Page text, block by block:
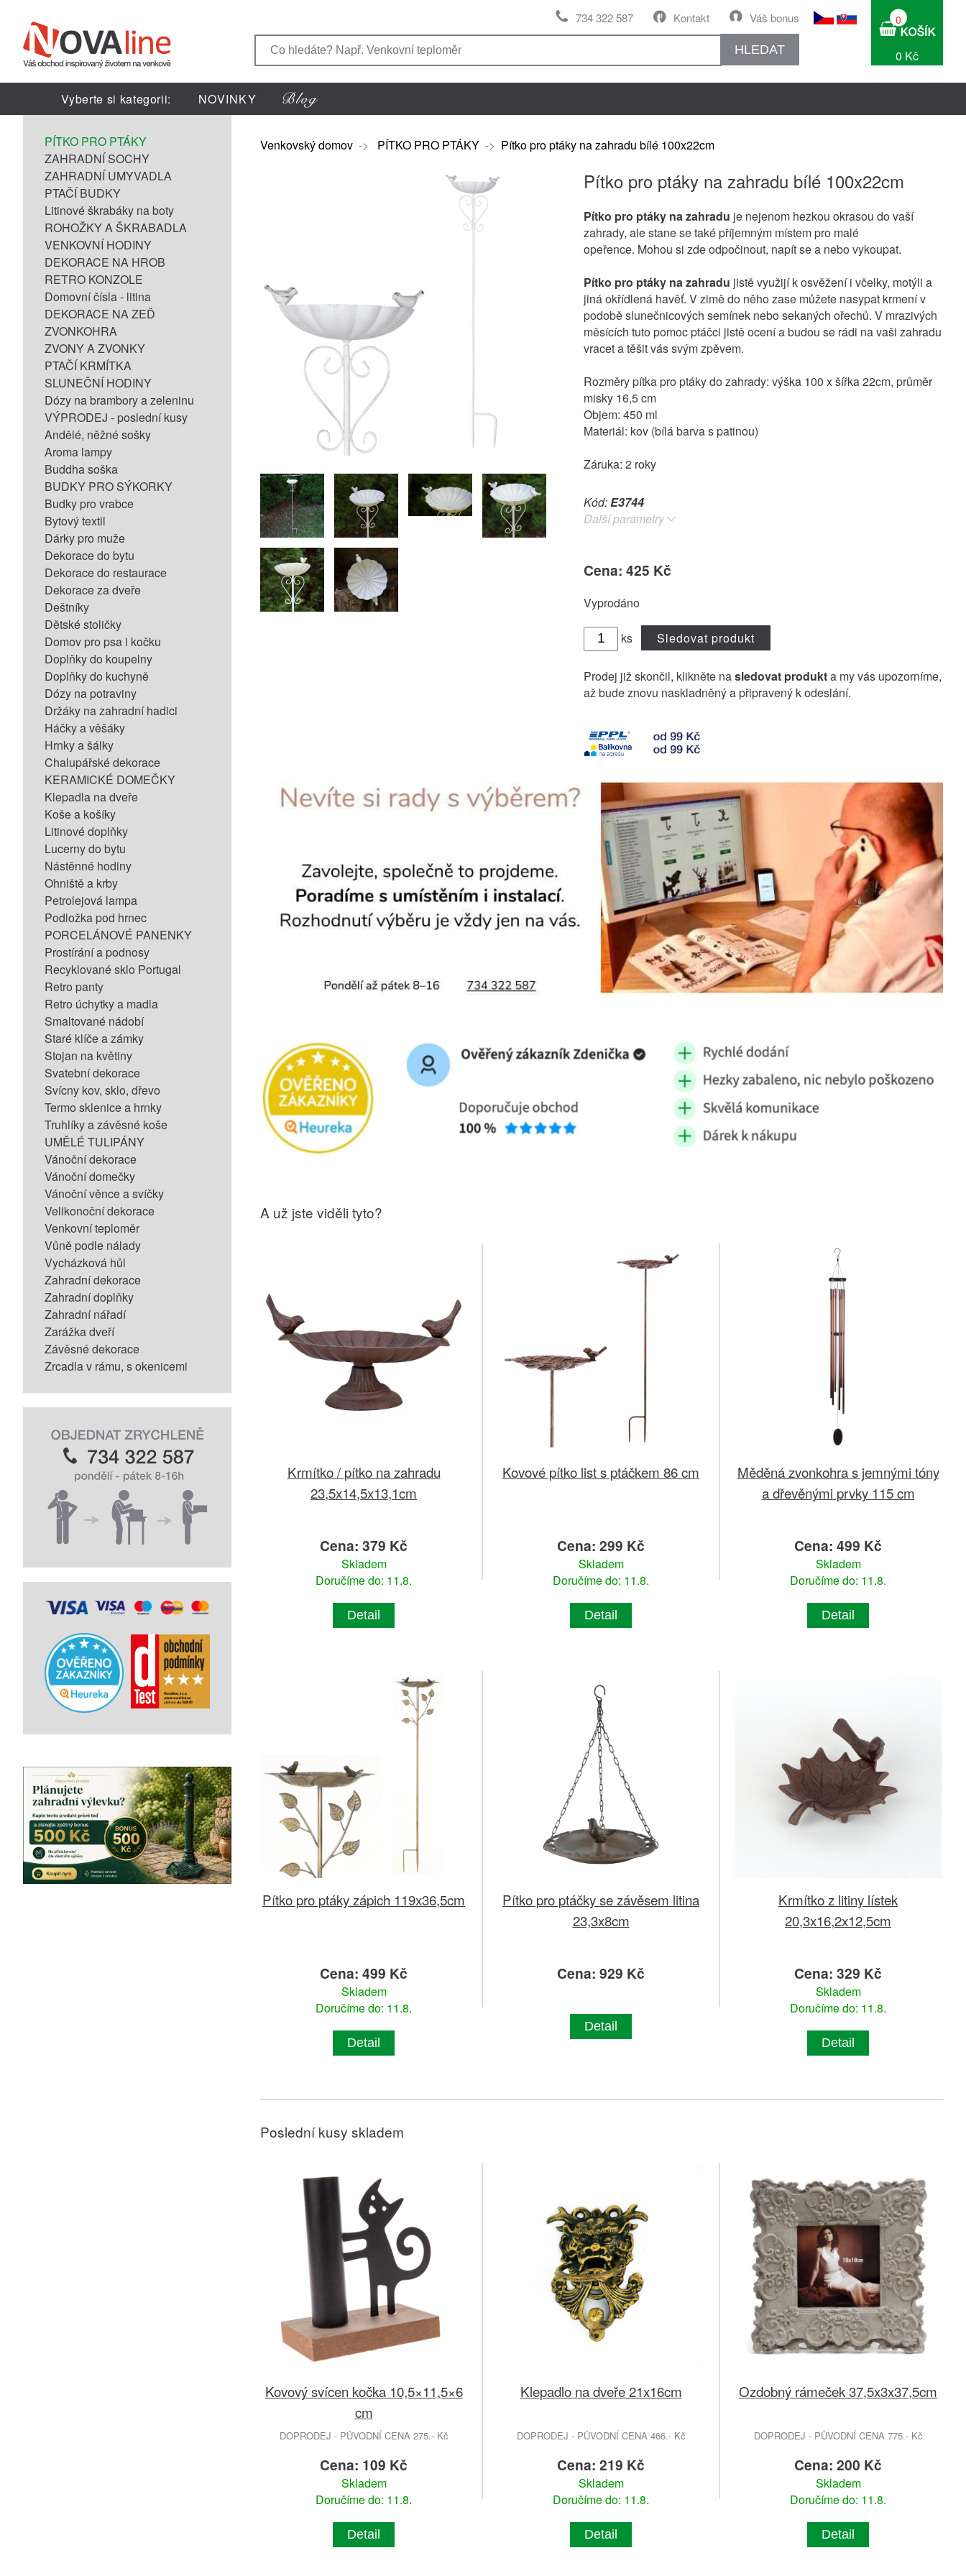
Váš bonus
Kontakt
734 322 587
HLEDAT
0
0 Kč
Vyberte si kategorii: NOVINKY
PÍTKO PRO PTÁKY
ZAHRADNÍ SOCHY
ZAHRADNÍ UMYVADLA
PTAČÍ BUDKY
Litinové škrabáky na boty
ROHOŽKY A ŠKRABADLA
VENKOVNÍ HODINY
DEKORACE NA HROB
RETRO KONZOLE
Domovní čísla - litina
DEKORACE NA ZEĎ
ZVONKOHRA
ZVONY A ZVONKY
PTAČÍ KRMÍTKA
SLUNEČNÍ HODINY
Dózy na brambory a zeleninu
VÝPRODEJ - poslední kusy
Andělé, něžné sošky
Aroma lampy
Buddha soška
BUDKY PRO SÝKORKY
Budky pro vrabce
Bytový textil
Dárky pro muže
Dekorace do bytu
Dekorace do restaurace
Dekorace za dveře
Deštníky
Dětské stoličky
Domov pro psa i kočku
Doplňky do koupelny
Doplňky do kuchyně
Dózy na potraviny
Držáky na zahradní hadici
Háčky a věšáky
Hrnky a šálky
Chalupářské dekorace
KERAMICKÉ DOMEČKY
Klepadla na dveře
Koše a košíky
Litinové doplňky
Lucerny do bytu
Nástěnné hodiny
Ohniště a krby
Petrolejová lampa
Podložka pod hrnec
PORCELÁNOVÉ PANENKY
Prostírání a podnosy
Recyklované sklo Portugal
Retro panty
Retro úchytky a madla
Smaltované nádobí
Staré klíče a zámky
Stojan na květiny
Svatební dekorace
Svícny kov, sklo, dřevo
Termo sklenice a hrnky
Truhlíky a závěsné koše
UMĚLÉ TULIPÁNY
Vánoční dekorace
Vánoční domečky
Vánoční věnce a svíčky
Velikonoční dekorace
Venkovní teploměr
Vůně podle nálady
Vycházková hůl
Zahradní dekorace
Zahradní doplňky
Zahradní nářadí
Zarážka dveří
Závěsné dekorace
Zrcadla v rámu, s okenicemi
Venkovský domov -> PÍTKO PRO PTÁKY -> Pítko pro ptáky na zahradu bílé 100x22cm
Pítko pro ptáky na zahradu bílé 100x22cm
Pítko pro ptáky na zahradu je nejenom hezkou okrasou do vaší
zahrady, ale stane se také příjemným místem pro malé
opeřence. Mohou si zde odpočinout, napít se a nebo vykoupat.
Pítko pro ptáky na zahradu jistě využijí k osvěžení i včelky, motýli a
jiná okřídlená havěť. V zimě do něho zase můžete nasypat krmení v
podobě slunečnicových semínek nebo sekaných ořechů. V mrazivých
měsících tuto pomoc ptáčci jistě ocení a budou se rádi na vaši zahradu
vracet a těšit vás svým zpěvem.
Rozměry pítka pro ptáky do zahrady: výška 100 x šířka 22cm, průměr
misky 16,5 cm
Objem: 450 ml
Materiál: kov (bílá barva s patinou)
Záruka: 2 roky
Kód:E3744
Další parametry
Cena: 425 Kč
Vyprodáno
ks Sledovat produkt
Prodej již skončil, klikněte nasledovat produkta my vás upozorníme,
až bude znovu naskladněný a připravený k odeslání.
A už jste viděli tyto?
Krmítko / pítko na zahradu
23,5x14,5x13,1cm
Cena: 379 Kč
Skladem
Doručíme do: 11.8.
Detail
Kovové pítko list s ptáčkem 86 cm
Cena: 299 Kč
Skladem
Doručíme do: 11.8.
Detail
Měděná zvonkohra s jemnými tóny
a dřevěnými prvky 115 cm
Cena: 499 Kč
Skladem
Doručíme do: 11.8.
Detail
Pítko pro ptáky zápich 119x36,5cm
Cena: 499 Kč
Skladem
Doručíme do: 11.8.
Detail
Pítko pro ptáčky se závěsem litina
23,3x8cm
Cena: 929 Kč
Detail
Krmítko z litiny lístek
20,3x16,2x12,5cm
Cena: 329 Kč
Skladem
Doručíme do: 11.8.
Detail
Poslední kusy skladem
Kovový svícen kočka 10,5×11,5×6
cm
DOPRODEJ - PŮVODNÍ CENA 275.- Kč
Cena: 109 Kč
Skladem
Doručíme do: 11.8.
Detail
Klepadlo na dveře 21x16cm
DOPRODEJ - PŮVODNÍ CENA 466.- Kč
Cena: 219 Kč
Skladem
Doručíme do: 11.8.
Detail
Ozdobný rámeček 37,5x3x37,5cm
DOPRODEJ - PŮVODNÍ CENA 775.- Kč
Cena: 200 Kč
Skladem
Doručíme do: 11.8.
Detail